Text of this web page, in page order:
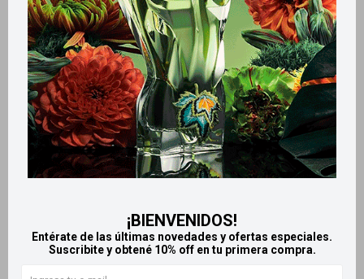
¡BIENVENIDOS!
Entérate de las últimas novedades y ofertas especiales.
Suscribite y obtené 10% off en tu primera compra.
Productos que te pueden interesar
LlegaHOY